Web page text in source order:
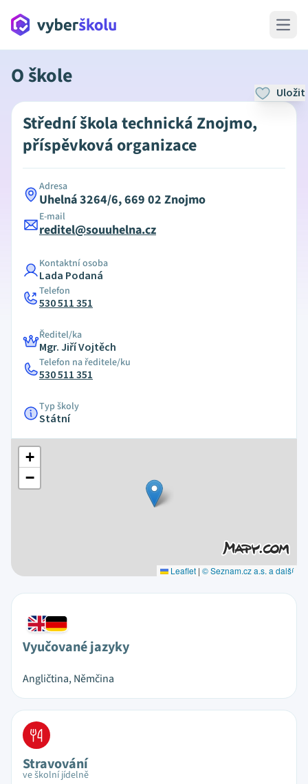
Open
O škole
Uložit
Střední škola technická Znojmo,
příspěvková organizace
Adresa
Uhelná 3264/6, 669 02 Znojmo
E-mail
reditel@souuhelna.cz
Kontaktní osoba
Lada Podaná
Telefon
530 511 351
Ředitel/ka
Mgr. Jiří Vojtěch
Telefon na ředitele/ku
530 511 351
Typ školy
Státní
+
−
Leaflet | © Seznam.cz a.s. a další
Vyučované jazyky
Angličtina, Němčina
Stravování
ve školní jídelně